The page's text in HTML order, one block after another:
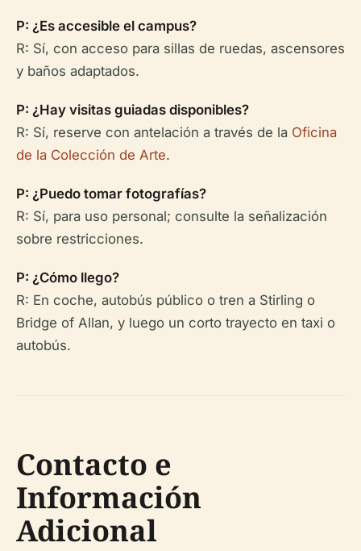
P: ¿Es accesible el campus?
R: Sí, con acceso para sillas de ruedas, ascensores
y baños adaptados.
P: ¿Hay visitas guiadas disponibles?
R: Sí, reserve con antelación a través de la Oficina
de la Colección de Arte.
P: ¿Puedo tomar fotografías?
R: Sí, para uso personal; consulte la señalización
sobre restricciones.
P: ¿Cómo llego?
R: En coche, autobús público o tren a Stirling o
Bridge of Allan, y luego un corto trayecto en taxi o
autobús.
Contacto e
Información
Adicional